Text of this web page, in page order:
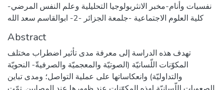
نفسيات وأنام-مخبر الانثربولوجيا التحليلية وعلم النفس المرضي-
كلية العلوم الاجتماعية -جلمعة الجزائر -2- ابوالقاسم سعد الله
Abstract
تهدف هذه الدراسة إلى معرفة مدى تأثير اضطراب مختلف
المكوّنات اللّسانيّة (الصوتيّة والمعجميّة والصرفيةّ- النحويّة
والتداوليّة) وانعكاساتها على عملية التواصل؛ ومدى تباين